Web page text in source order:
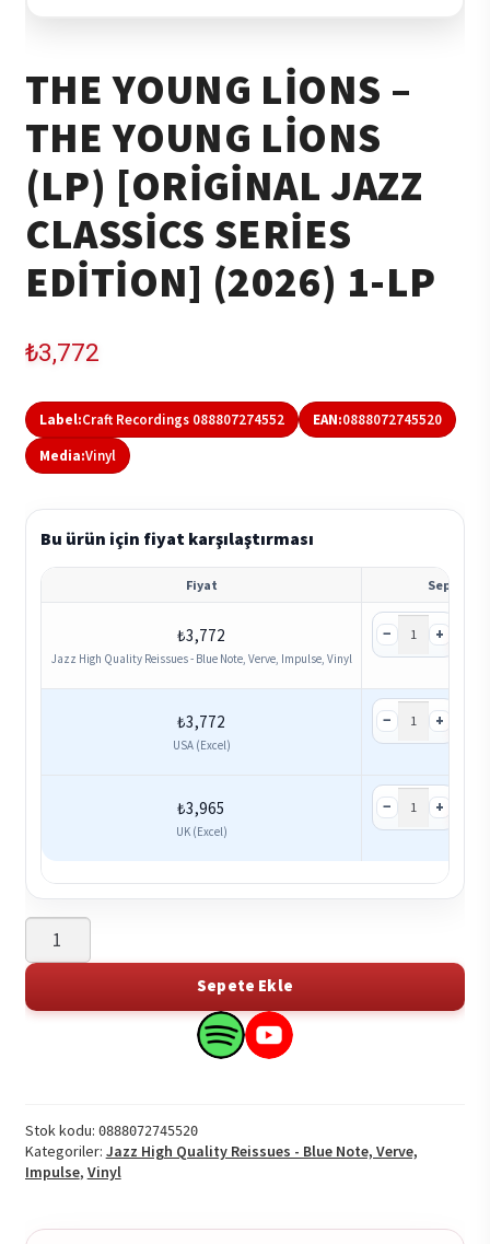
THE YOUNG LIONS –
THE YOUNG LIONS
(LP) [ORIGINAL JAZZ
CLASSICS SERIES
EDITION] (2026) 1-LP
₺3,772
Label:Craft Recordings 088807274552 EAN:0888072745520
Media:Vinyl
Bu ürün için fiyat karşılaştırması
Fiyat Sepet
₺3,772
Jazz High Quality Reissues - Blue Note, Verve, Impulse, Vinyl
− +
₺3,772
USA (Excel)
− +
₺3,965
UK (Excel)
− +
Young
-
(LP)
[Original
Jazz
Series
Sepete Ekle
Search
Spotify
Search
YouTube
Stok kodu: 0888072745520
Kategoriler: Jazz High Quality Reissues - Blue Note, Verve,
Impulse, Vinyl